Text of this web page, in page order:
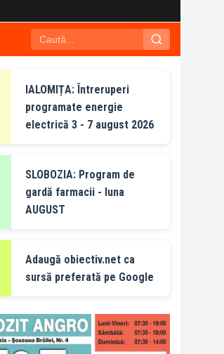
IALOMIȚA: Întreruperi
programate energie
electrică 3 - 7 august 2026
SLOBOZIA: Program de
gardă farmacii - luna
AUGUST
Adaugă obiectiv.net ca
sursă preferată pe Google